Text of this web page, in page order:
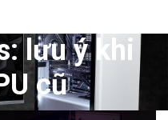
lưu ý khi
cũ